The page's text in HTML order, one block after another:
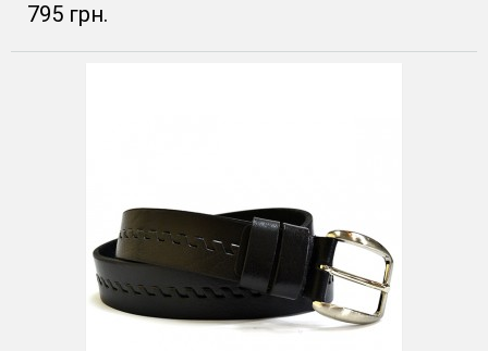
795 грн.